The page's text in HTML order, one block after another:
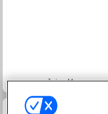
Juice Merge